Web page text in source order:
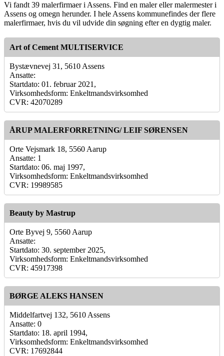
Vi fandt 39 malerfirmaer i Assens. Find en maler eller malermester i
Assens og omegn herunder. I hele Assens kommunefindes der flere
malerfirmaer, hvis du vil udvide din søgning efter en dygtig maler.
Art of Cement MULTISERVICE
Bystævnevej 31, 5610 Assens
Ansatte:
Startdato: 01. februar 2021,
Virksomhedsform: Enkeltmandsvirksomhed
CVR: 42070289
ÅRUP MALERFORRETNING/ LEIF SØRENSEN
Orte Vejsmark 18, 5560 Aarup
Ansatte: 1
Startdato: 06. maj 1997,
Virksomhedsform: Enkeltmandsvirksomhed
CVR: 19989585
Beauty by Mastrup
Orte Byvej 9, 5560 Aarup
Ansatte:
Startdato: 30. september 2025,
Virksomhedsform: Enkeltmandsvirksomhed
CVR: 45917398
BØRGE ALEKS HANSEN
Middelfartvej 132, 5610 Assens
Ansatte: 0
Startdato: 18. april 1994,
Virksomhedsform: Enkeltmandsvirksomhed
CVR: 17692844